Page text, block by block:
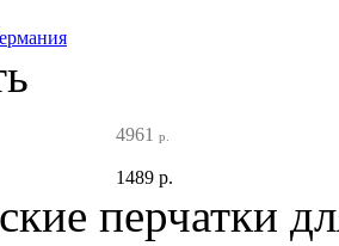
4961 р.
1489 р.
перчатки